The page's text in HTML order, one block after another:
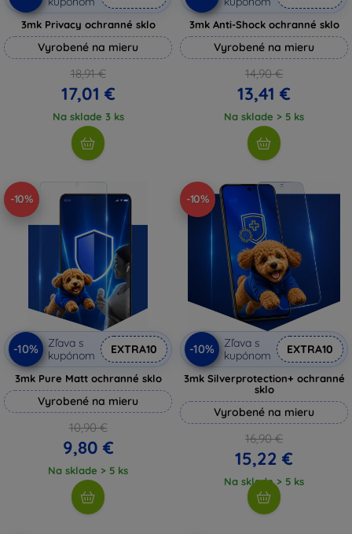
3mk Privacy ochranné sklo
Vyrobené na mieru
18,91 €
17,01 €
Na sklade 3 ks
3mk Anti-Shock ochranné sklo
Vyrobené na mieru
14,90 €
13,41 €
Na sklade > 5 ks
-10%
-10%
Zľava s
kupónom
EXTRA10
3mk Pure Matt ochranné sklo
Vyrobené na mieru
10,90 €
9,80 €
Na sklade > 5 ks
-10%
-10%
Zľava s
kupónom
EXTRA10
3mk Silverprotection+ ochranné
sklo
Vyrobené na mieru
16,90 €
15,22 €
Na sklade > 5 ks